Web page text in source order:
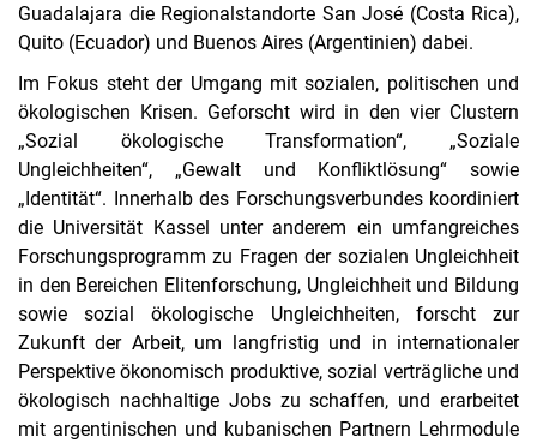
Guadalajara die Regionalstandorte San José (Costa Rica),
Quito (Ecuador) und Buenos Aires (Argentinien) dabei.
Im Fokus steht der Umgang mit sozialen, politischen und
ökologischen Krisen. Geforscht wird in den vier Clustern
„Sozial ­ökologische Transformation“, „Soziale
Ungleichheiten“, „Gewalt und Konfliktlösung“ sowie
„Identität“. Innerhalb des Forschungsverbundes koordiniert
die Universität Kassel unter anderem ein umfangreiches
Forschungsprogramm zu Fragen der sozialen Ungleichheit
in den Bereichen Elitenforschung, Ungleichheit und Bildung
sowie sozial ­ökologische Ungleichheiten, forscht zur
Zukunft der Arbeit, um langfristig und in internationaler
Perspektive ökonomisch produktive, sozial verträgliche und
ökologisch nachhaltige Jobs zu schaffen, und erarbeitet
mit argentinischen und kubanischen Partnern Lehrmodule